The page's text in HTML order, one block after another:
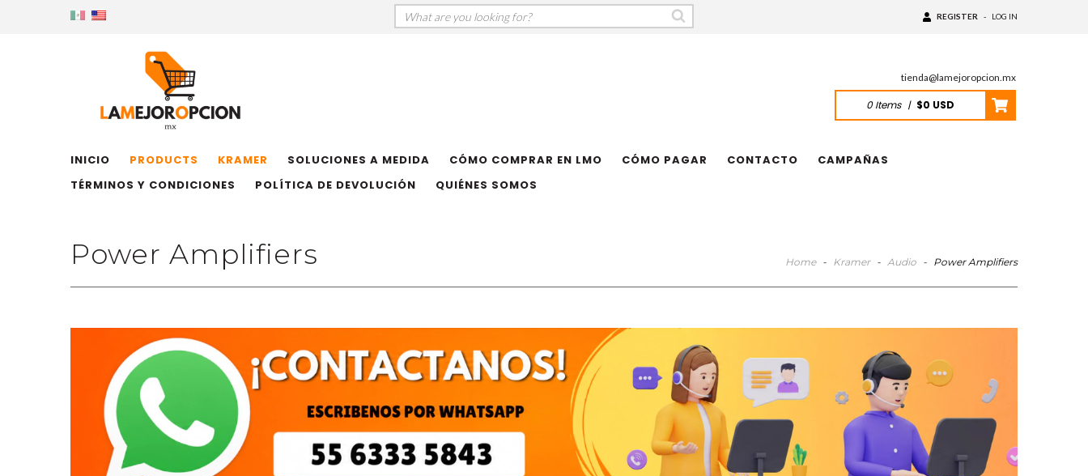
REGISTER - LOG IN
tienda@lamejoropcion.mx
0Items | $0 USD
INICIO PRODUCTS KRAMER SOLUCIONES A MEDIDA CÓMO COMPRAR EN LMO CÓMO PAGAR CONTACTO
CAMPAÑAS
TÉRMINOS Y CONDICIONES
POLÍTICA DE DEVOLUCIÓN QUIÉNES SOMOS
Power Amplifiers Home - Kramer - Audio - Power Amplifiers